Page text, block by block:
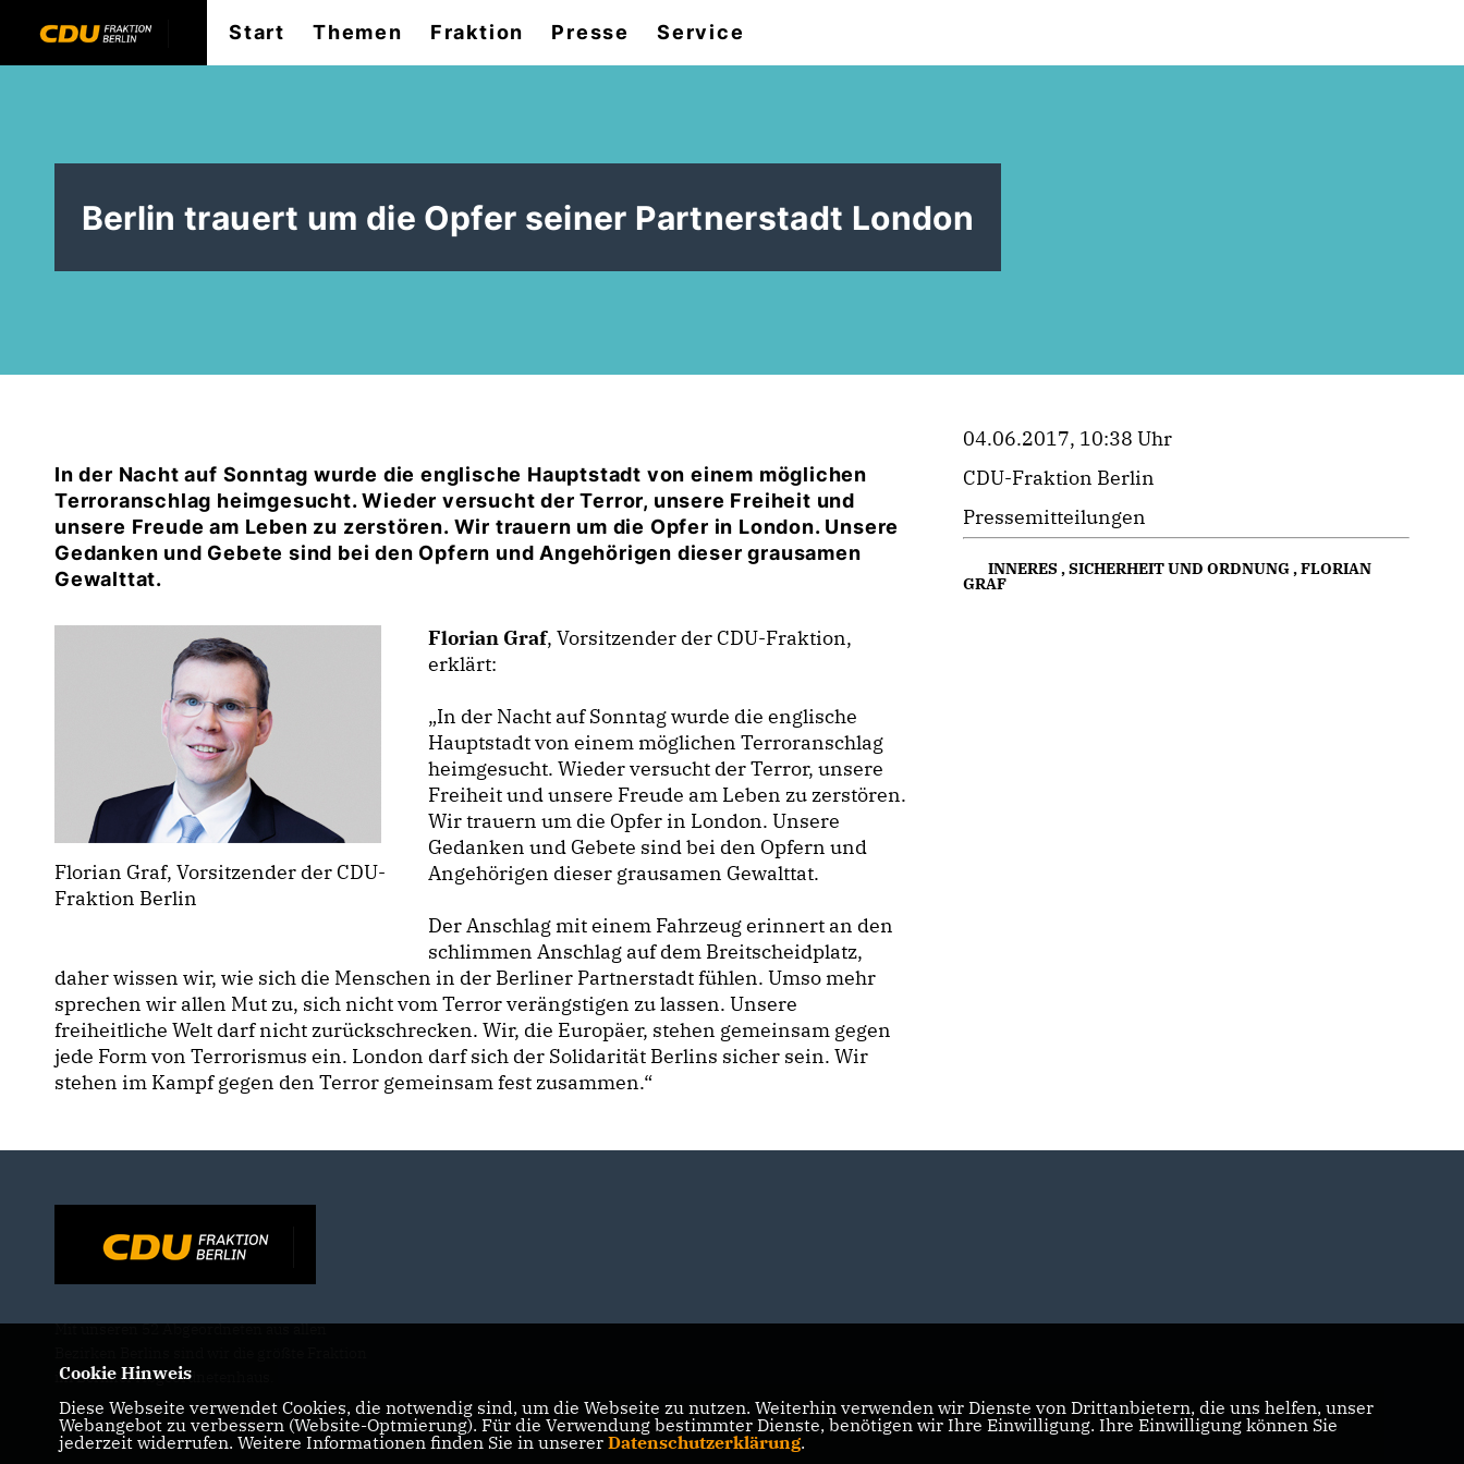
Start Themen Fraktion Presse Service
Berlin trauert um die Opfer seiner Partnerstadt London
In der Nacht auf Sonntag wurde die englische Hauptstadt von einem möglichen
Terroranschlag heimgesucht. Wieder versucht der Terror, unsere Freiheit und
unsere Freude am Leben zu zerstören. Wir trauern um die Opfer in London. Unsere
Gedanken und Gebete sind bei den Opfern und Angehörigen dieser grausamen
Gewalttat.
Florian Graf, Vorsitzender der CDU-
Fraktion Berlin
Florian Graf, Vorsitzender der CDU-Fraktion,
erklärt:
In der Nacht auf Sonntag wurde die englische
Hauptstadt von einem möglichen Terroranschlag
heimgesucht. Wieder versucht der Terror, unsere
Freiheit und unsere Freude am Leben zu zerstören.
Wir trauern um die Opfer in London. Unsere
Gedanken und Gebete sind bei den Opfern und
Angehörigen dieser grausamen Gewalttat.
Der Anschlag mit einem Fahrzeug erinnert an den
schlimmen Anschlag auf dem Breitscheidplatz,
daher wissen wir, wie sich die Menschen in der Berliner Partnerstadt fühlen. Umso mehr
sprechen wir allen Mut zu, sich nicht vom Terror verängstigen zu lassen. Unsere
freiheitliche Welt darf nicht zurückschrecken. Wir, die Europäer, stehen gemeinsam gegen
jede Form von Terrorismus ein. London darf sich der Solidarität Berlins sicher sein. Wir
stehen im Kampf gegen den Terror gemeinsam fest zusammen.“
04.06.2017, 10:38 Uhr
CDU-Fraktion Berlin
Pressemitteilungen
INNERES ,SICHERHEIT UND ORDNUNG,FLORIAN
GRAF
Mit unseren 52 Abgeordneten aus allen
im Berliner Abgeordnetenhaus.
Cookie Hinweis
Diese Webseite verwendet Cookies, die notwendig sind, um die Webseite zu nutzen. Weiterhin verwenden wir Dienste von Drittanbietern, die uns helfen, unser
Webangebot zu verbessern (Website-Optmierung). Für die Verwendung bestimmter Dienste, benötigen wir Ihre Einwilligung. Ihre Einwilligung können Sie
jederzeit widerrufen. Weitere Informationen finden Sie in unserer Datenschutzerklärung.